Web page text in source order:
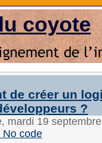
coyote
de créer un
?
mardi 19
No code